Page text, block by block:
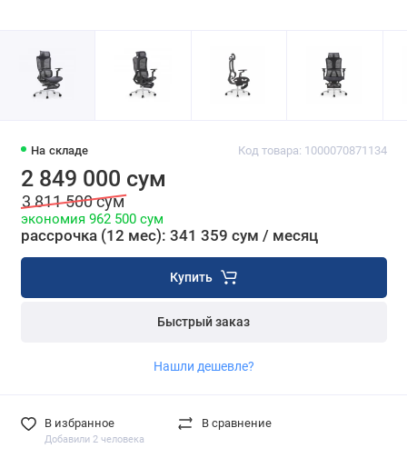
На складе Код товара: 1000070871134
2 849 000 сум
3 811 500 сум
экономия 962 500 сум
рассрочка (12 мес): 341 359 сум / месяц
Купить
Быстрый заказ
Нашли дешевле?
В избранное
Добавили 2 человека
В сравнение